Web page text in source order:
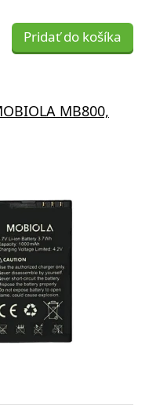
Pridať do košíka
MB800,